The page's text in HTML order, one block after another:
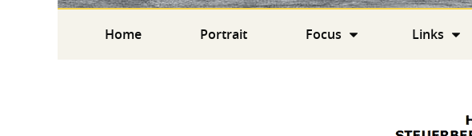
Home Portrait Focus Links